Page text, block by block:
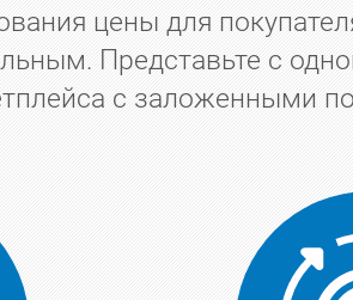
цены для
Представьте с
с заложенными